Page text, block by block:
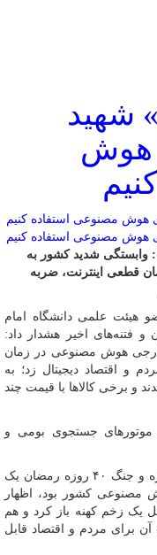
شهید
هوش
وابستگی شدید کشور به
قطعی اینترنت، ضربه
هیئت علمی دانشگاه امام
جنگ ۴۰ روزه رمضان و فتنه‌های اخیر هشدار داد:
هوش مصنوعی در زمان
و اقتصاد دیجیتال زد؛ به
و برخی کالاها با قیمت چند
جستجوی بومی و
رضا بنی‌اسد با بیان اینکه جنگ تحمیلی ۱۲ روزه و جنگ ۴۰ روزه رمضان یک
مصنوعی کشور بود، اظهار
یک زخم کهنه باز کرد و هم
برای مردم و اقتصاد قابل